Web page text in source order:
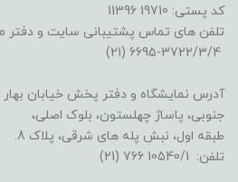
کد پستی: 19710 11396
آدرس نمایشگاه و دفتر پخش خیابان بهار
جنوبی، پاساژ چهلستون، بلوک اصلی،
طبقه اول، نبش پله های شرقی، پلاک 8.
تلفن: 10540/1 766 (21)